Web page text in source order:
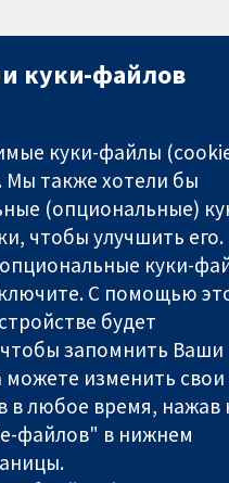
куки-файлов
куки-файлы
Мы также хотели бы
(опциональные)
чтобы улучшить
куки-
С помощью
будет
запомнить Ваши
можете изменить свои
в любое время, нажав
файлов" в нижнем